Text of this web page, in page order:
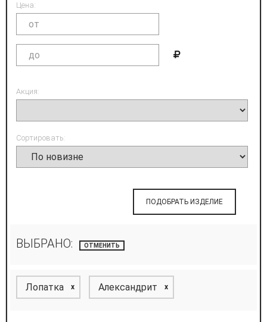
Цена:
Акция:
Сортировать:
ПОДОБРАТЬ ИЗДЕЛИЕ
ВЫБРАНО: ОТМЕНИТЬ
Лопатка x Александрит x